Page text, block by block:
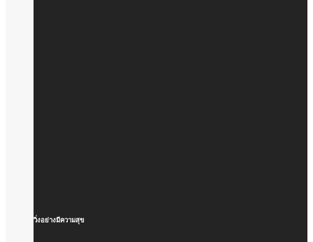
วิ่งอย่างมีความสุข